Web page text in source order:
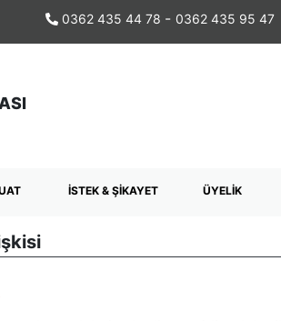
0362 435 44 78 - 0362 435 95 47
İSTEK & ŞİKAYET ÜYELİK